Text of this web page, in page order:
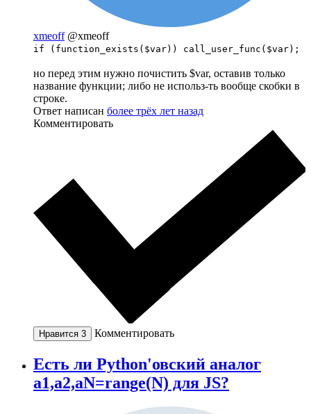
xmeoff @xmeoff
if (function_exists($var)) call_user_func($var);
но перед этим нужно почистить $var, оставив только
название функции; либо не использ-ть вообще скобки в
строке.
Ответ написан более трёх лет назад
Комментировать
Нравится 3 Комментировать
Есть ли Python'овский аналог
a1,a2,aN=range(N) для JS?